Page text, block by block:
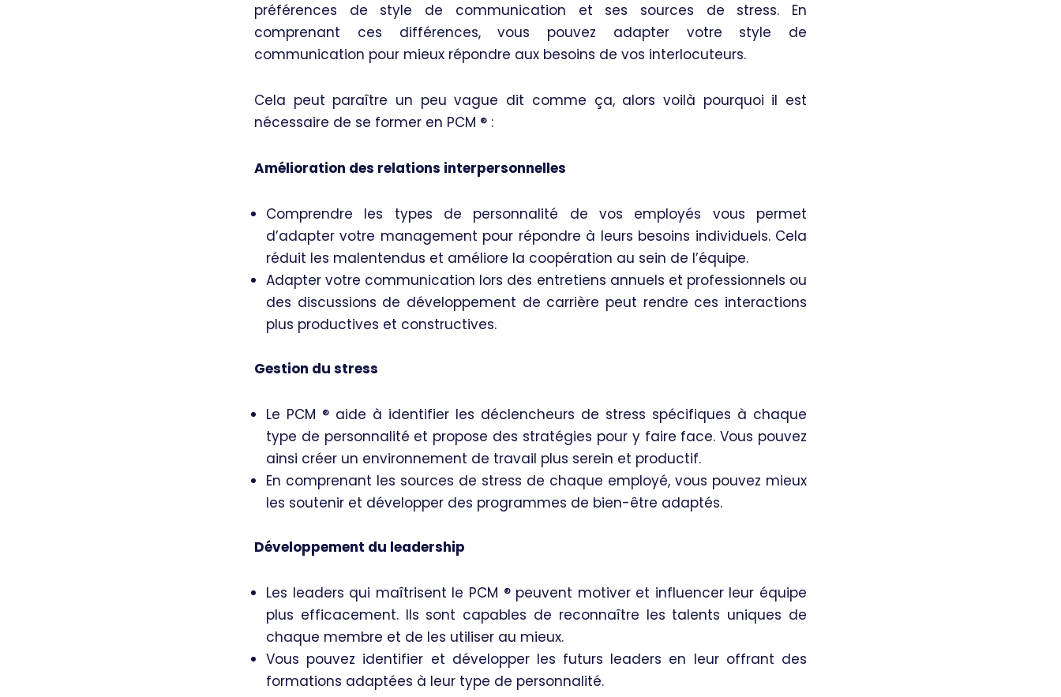
préférences de style de communication et ses sources de stress. En
comprenant ces différences, vous pouvez adapter votre style de
communication pour mieux répondre aux besoins de vos interlocuteurs.
Cela peut paraître un peu vague dit comme ça, alors voilà pourquoi il est
nécessaire de se former en PCM ®️ :
Amélioration des relations interpersonnelles
Comprendre les types de personnalité de vos employés vous permet
d’adapter votre management pour répondre à leurs besoins individuels. Cela
réduit les malentendus et améliore la coopération au sein de l’équipe.
Adapter votre communication lors des entretiens annuels et professionnels ou
des discussions de développement de carrière peut rendre ces interactions
plus productives et constructives.
Gestion du stress
Le PCM ®️ aide à identifier les déclencheurs de stress spécifiques à chaque
type de personnalité et propose des stratégies pour y faire face. Vous pouvez
ainsi créer un environnement de travail plus serein et productif.
En comprenant les sources de stress de chaque employé, vous pouvez mieux
les soutenir et développer des programmes de bien-être adaptés.
Développement du leadership
Les leaders qui maîtrisent le PCM ®️ peuvent motiver et influencer leur équipe
plus efficacement. Ils sont capables de reconnaître les talents uniques de
chaque membre et de les utiliser au mieux.
Vous pouvez identifier et développer les futurs leaders en leur offrant des
formations adaptées à leur type de personnalité.